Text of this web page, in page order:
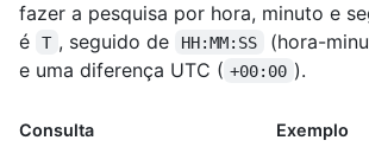
fazer a pesquisa por hora, minuto e
é
T , seguido de HH:MM:SS
(hora-
e uma diferença UTC ( +00:00 ).
Consulta Exemplo